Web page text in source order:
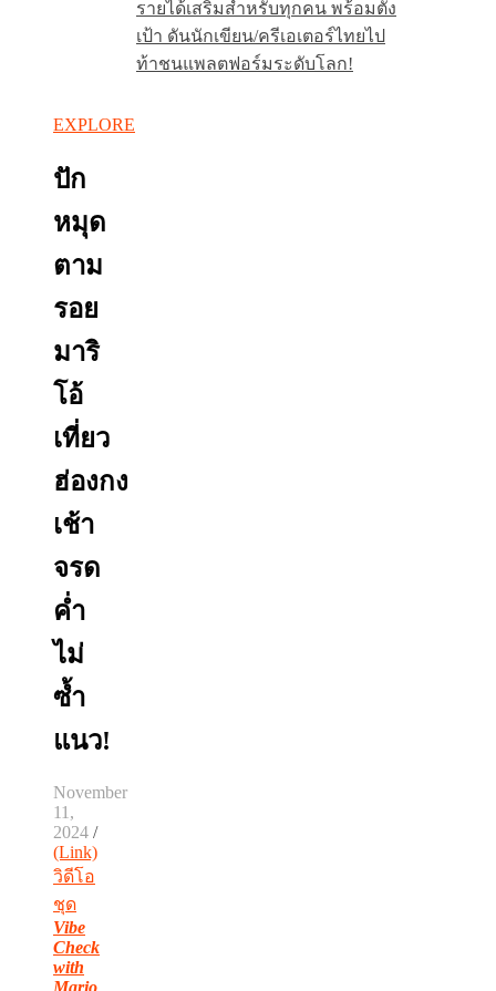
รายได้เสริมสำหรับทุกคน พร้อมตั้ง
เป้า ดันนักเขียน/ครีเอเตอร์ไทยไป
ท้าชนแพลตฟอร์มระดับโลก!
EXPLORE
ปัก
หมุด
ตาม
รอย
มาริ
โอ้
เที่ยว
ฮ่องกง
เช้า
จรด
ค่ำ
ไม่
ซ้ำ
แนว!
November
11,
2024 /
(Link)
วิดีโอ
ชุด
Vibe
Check
with